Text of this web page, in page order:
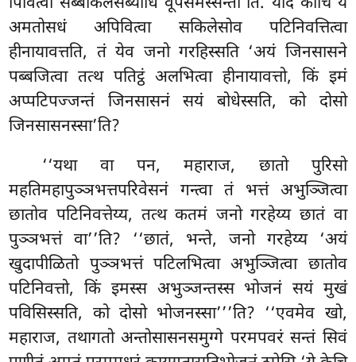
अमतोसधं अपिवित्वा सकिलेसोव पटिनिवत्तित्वा
हीनायावत्तति, तं येव जनो गरहिस्सति ‘अयं जिनसासने
पब्बजित्वा तत्थ पतिट्ठं अलभित्वा हीनायावत्तो, किं इमं
अप्पटिपज्जन्तं जिनसासनं सयं बोधेस्सति, को दोसो
जिनसासनस्सा’ति?
‘‘यथा वा पन, महाराज, छातो पुरिसो
महतिमहापुञ्ञभत्तपरिवेसनं गन्त्वा तं भत्तं अभुञ्जित्वा
छातोव पटिनिवत्तेय्य, तत्थ कतमं जनो गरहेय्य छातं वा
पुञ्ञभत्तं वा’’ति? ‘‘छातं, भन्ते, जनो गरहेय्य ‘अयं
खुदापीळितो पुञ्ञभत्तं पटिलभित्वा अभुञ्जित्वा छातोव
पटिनिवत्तो, किं इमस्स अभुञ्जन्तस्स भोजनं सयं मुखं
पविसिस्सति, को दोसो भोजनस्सा’’’ति? ‘‘एवमेव खो,
महाराज, तथागतो अन्तोसासनसमुग्गे परमपवरं सन्तं सिवं